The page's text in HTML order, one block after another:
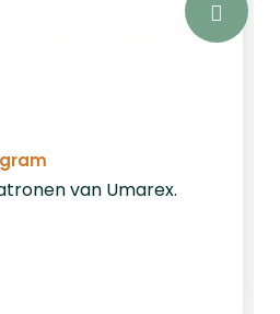
van Umarex.